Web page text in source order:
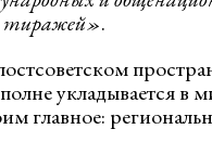
тиражей».
укладывается в
главное: